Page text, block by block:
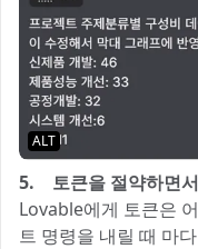
ALT
5. 토큰을 절약하면
Lovable에게 토큰은
트 명령을 내릴 때 마